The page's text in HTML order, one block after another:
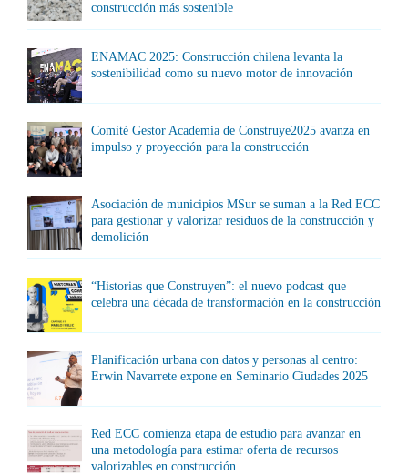
construcción más sostenible
ENAMAC 2025: Construcción chilena levanta la
sostenibilidad como su nuevo motor de innovación
Comité Gestor Academia de Construye2025 avanza en
impulso y proyección para la construcción
Asociación de municipios MSur se suman a la Red ECC
para gestionar y valorizar residuos de la construcción y
demolición
“Historias que Construyen”: el nuevo podcast que
celebra una década de transformación en la construcción
Planificación urbana con datos y personas al centro:
Erwin Navarrete expone en Seminario Ciudades 2025
Red ECC comienza etapa de estudio para avanzar en
una metodología para estimar oferta de recursos
valorizables en construcción